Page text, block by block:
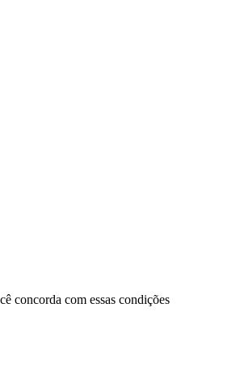
concorda com essas condições